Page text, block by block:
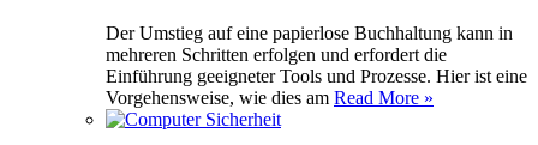
Der Umstieg auf eine papierlose Buchhaltung kann in
mehreren Schritten erfolgen und erfordert die
Einführung geeigneter Tools und Prozesse. Hier ist eine
Vorgehensweise, wie dies am Read More »